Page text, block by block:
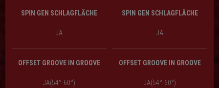
SPIN GEN SCHLAGFLÄCHE SPIN GEN SCHLAGFLÄCHE
JA JA
OFFSET GROOVE IN GROOVE OFFSET GROOVE IN GROOVE
JA(54°-60°) JA(54°-60°)